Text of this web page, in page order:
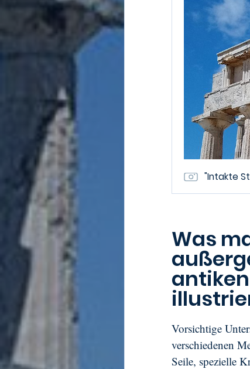
"Intakte
Was
Vorsichtige
verschiedenen
Seile, spezielle